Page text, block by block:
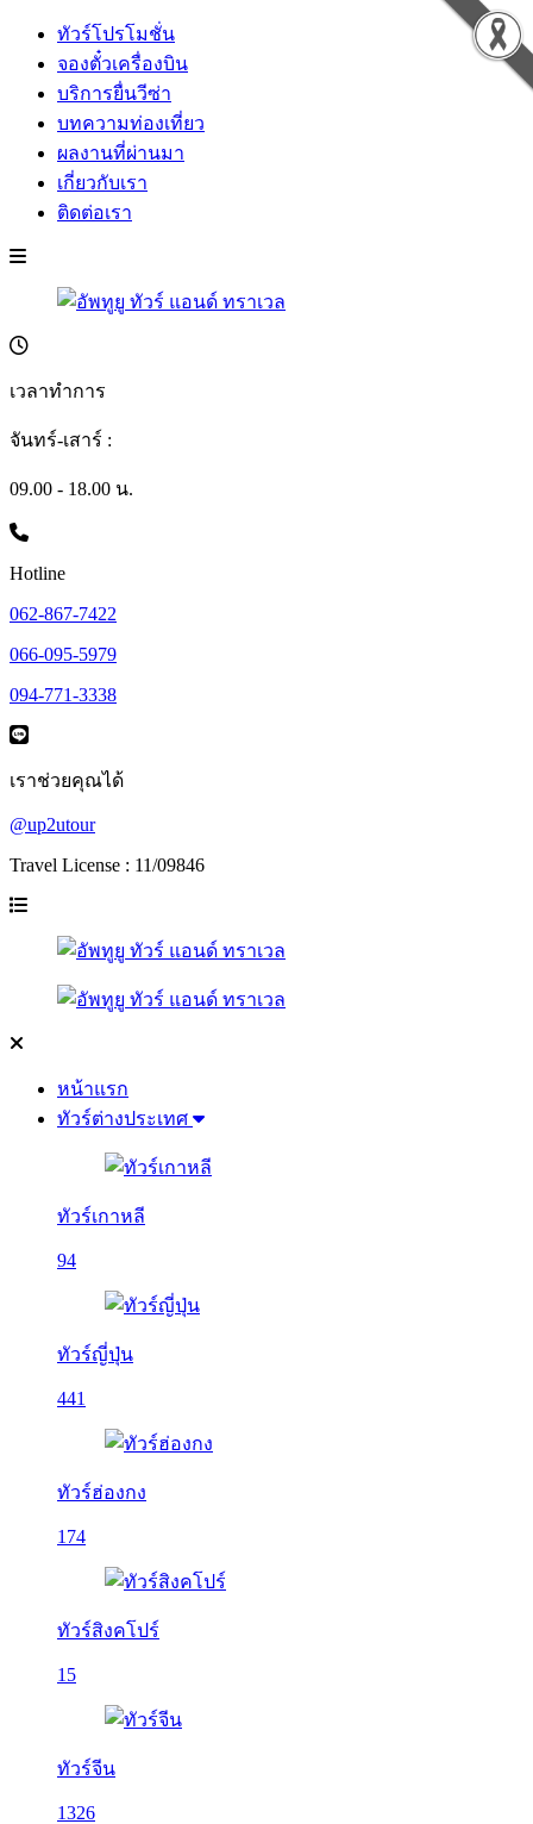
ทัวร์โปรโมชั่น
จองตั๋วเครื่องบิน
บริการยื่นวีซ่า
บทความท่องเที่ยว
ผลงานที่ผ่านมา
เกี่ยวกับเรา
ติดต่อเรา
เวลาทำการ
จันทร์-เสาร์ :
09.00 - 18.00 น.
Hotline
062-867-7422
066-095-5979
094-771-3338
เราช่วยคุณได้
@up2utour
Travel License : 11/09846
หน้าแรก
ทัวร์ต่างประเทศ
ทัวร์เกาหลี
94
ทัวร์ญี่ปุ่น
441
ทัวร์ฮ่องกง
174
ทัวร์สิงคโปร์
15
ทัวร์จีน
1326